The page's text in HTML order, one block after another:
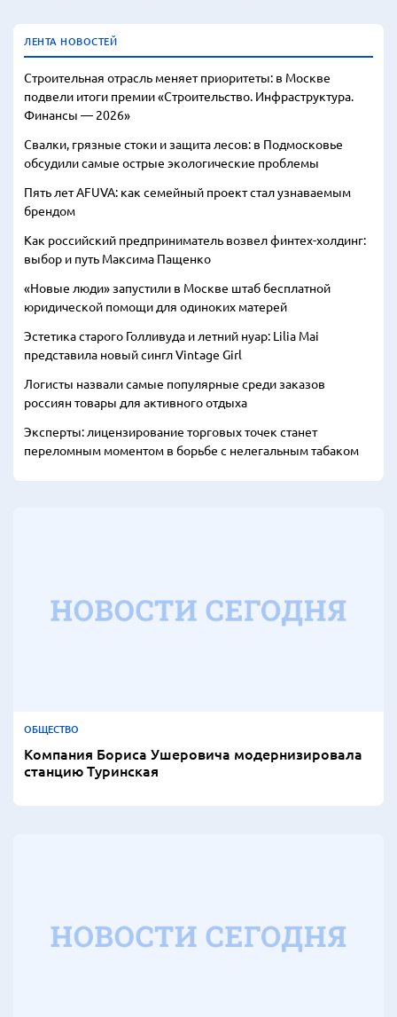
ЛЕНТА НОВОСТЕЙ
Строительная отрасль меняет приоритеты: в Москве
подвели итоги премии «Строительство. Инфраструктура.
Финансы — 2026»
Свалки, грязные стоки и защита лесов: в Подмосковье
обсудили самые острые экологические проблемы
Пять лет AFUVA: как семейный проект стал узнаваемым
брендом
Как российский предприниматель возвел финтех-холдинг:
выбор и путь Максима Пащенко
«Новые люди» запустили в Москве штаб бесплатной
юридической помощи для одиноких матерей
Эстетика старого Голливуда и летний нуар: Lilia Mai
представила новый сингл Vintage Girl
Логисты назвали самые популярные среди заказов
россиян товары для активного отдыха
Эксперты: лицензирование торговых точек станет
переломным моментом в борьбе с нелегальным табаком
ОБЩЕСТВО
Компания Бориса Ушеровича модернизировала
станцию Туринская